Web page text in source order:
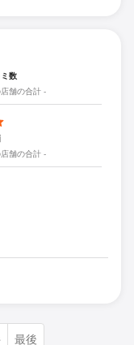
数
舗の合計 -
舗の合計 -
最後